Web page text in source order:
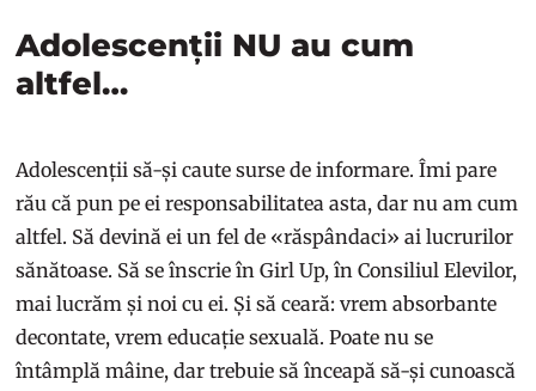
Adolescenții NU au cum
altfel…
Adolescenții să-și caute surse de informare. Îmi pare
rău că pun pe ei responsabilitatea asta, dar nu am cum
altfel. Să devină ei un fel de «răspândaci» ai lucrurilor
sănătoase. Să se înscrie în Girl Up, în Consiliul Elevilor,
mai lucrăm și noi cu ei. Și să ceară: vrem absorbante
decontate, vrem educație sexuală. Poate nu se
întâmplă mâine, dar trebuie să înceapă să-și cunoască